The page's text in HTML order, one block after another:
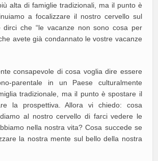
alta di famiglie tradizionali, ma il punto è
a focalizzare il nostro cervello sul
dirci che “le vacanze non sono cosa per
avete già condannato le vostre vacanze
consapevole di cosa voglia dire essere
parentale in un Paese culturalmente
tradizionale, ma il punto è spostare il
la prospettiva. Allora vi chiedo: cosa
al nostro cervello di farci vedere le
nella nostra vita? Cosa succede se
la nostra mente sul bello della nostra